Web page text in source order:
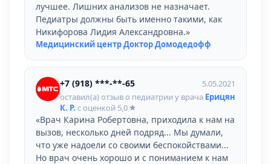
лучшее. Лишних анализов не назначает.
Педиатры должны быть именно такими, как
Никифорова Лидия Александровна.»
Медицинский центр Доктор Домодедофф
+7 (918) ***-**-65
5.05.2021
оставил(а) отзыв о педиатрии у врача Ерицян
К. Р. с оценкой 5,0
«Врач Карина Робертовна, приходила к нам на
вызов, несколько дней подряд... Мы думали,
что уже надоели со своими беспокойствами...
Но врач очень хорошо и с пониманием к нам